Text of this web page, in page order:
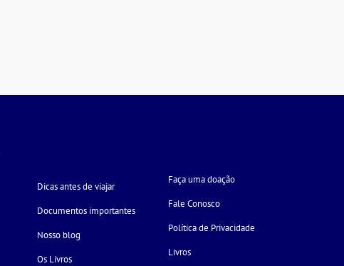
Dicas antes de viajar
Documentos importantes
Nosso blog
Os Livros
Faça uma doação
Fale Conosco
Política de Privacidade
Livros